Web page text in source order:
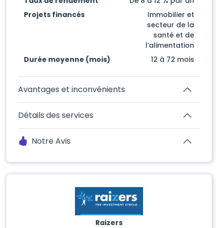
Projets financés
Immobilier et
secteur de la
santé et de
l’alimentation
Durée moyenne (mois)
12 à 72 mois
Avantages et inconvénients
Détails des services
Notre Avis
Raizers